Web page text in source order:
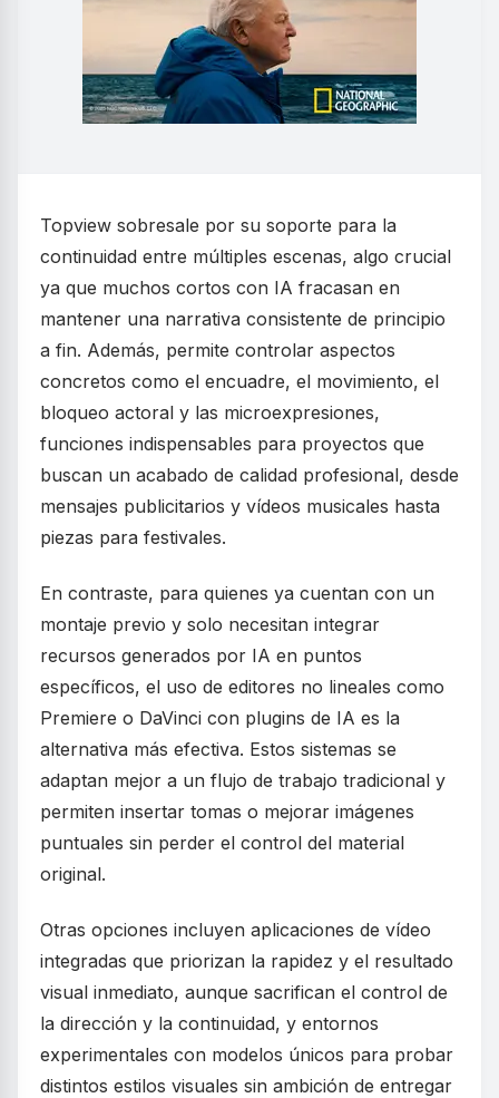
Topview sobresale por su soporte para la
continuidad entre múltiples escenas, algo crucial
ya que muchos cortos con IA fracasan en
mantener una narrativa consistente de principio
a fin. Además, permite controlar aspectos
concretos como el encuadre, el movimiento, el
bloqueo actoral y las microexpresiones,
funciones indispensables para proyectos que
buscan un acabado de calidad profesional, desde
mensajes publicitarios y vídeos musicales hasta
piezas para festivales.
En contraste, para quienes ya cuentan con un
montaje previo y solo necesitan integrar
recursos generados por IA en puntos
específicos, el uso de editores no lineales como
Premiere o DaVinci con plugins de IA es la
alternativa más efectiva. Estos sistemas se
adaptan mejor a un flujo de trabajo tradicional y
permiten insertar tomas o mejorar imágenes
puntuales sin perder el control del material
original.
Otras opciones incluyen aplicaciones de vídeo
integradas que priorizan la rapidez y el resultado
visual inmediato, aunque sacrifican el control de
la dirección y la continuidad, y entornos
experimentales con modelos únicos para probar
distintos estilos visuales sin ambición de entregar